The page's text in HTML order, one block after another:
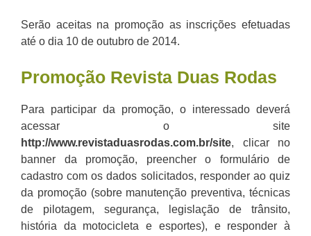
Serão aceitas na promoção as inscrições efetuadas
até o dia 10 de outubro de 2014.
Promoção Revista Duas Rodas
Para participar da promoção, o interessado deverá
acessar o site
http://www.revistaduasrodas.com.br/site, clicar no
banner da promoção, preencher o formulário de
cadastro com os dados solicitados, responder ao quiz
da promoção (sobre manutenção preventiva, técnicas
de pilotagem, segurança, legislação de trânsito,
história da motocicleta e esportes), e responder à